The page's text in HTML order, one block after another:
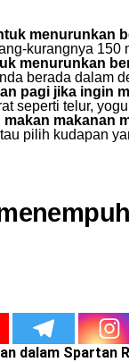
menurunkan
kurangnya
menurunkan
berada dalam
pagi jika ingin
seperti telur,
makanan
pilih kudapan
dalam Spartan